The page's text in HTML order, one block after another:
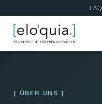
FAQ
ÜBER UNS